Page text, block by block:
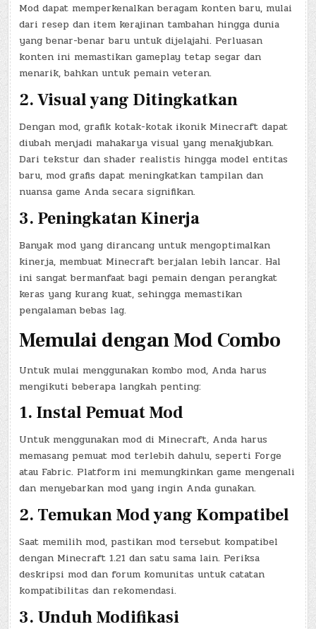
Mod dapat memperkenalkan beragam konten baru, mulai
dari resep dan item kerajinan tambahan hingga dunia
yang benar-benar baru untuk dijelajahi. Perluasan
konten ini memastikan gameplay tetap segar dan
menarik, bahkan untuk pemain veteran.
2.Visual yang Ditingkatkan
Dengan mod, grafik kotak-kotak ikonik Minecraft dapat
diubah menjadi mahakarya visual yang menakjubkan.
Dari tekstur dan shader realistis hingga model entitas
baru, mod grafis dapat meningkatkan tampilan dan
nuansa game Anda secara signifikan.
3. Peningkatan Kinerja
Banyak mod yang dirancang untuk mengoptimalkan
kinerja, membuat Minecraft berjalan lebih lancar. Hal
ini sangat bermanfaat bagi pemain dengan perangkat
keras yang kurang kuat, sehingga memastikan
pengalaman bebas lag.
Memulai dengan Mod Combo
Untuk mulai menggunakan kombo mod, Anda harus
mengikuti beberapa langkah penting:
1. Instal Pemuat Mod
Untuk menggunakan mod di Minecraft, Anda harus
memasang pemuat mod terlebih dahulu, seperti Forge
atau Fabric. Platform ini memungkinkan game mengenali
dan menyebarkan mod yang ingin Anda gunakan.
2. Temukan Mod yang Kompatibel
Saat memilih mod, pastikan mod tersebut kompatibel
dengan Minecraft 1.21 dan satu sama lain. Periksa
deskripsi mod dan forum komunitas untuk catatan
kompatibilitas dan rekomendasi.
3. Unduh Modifikasi